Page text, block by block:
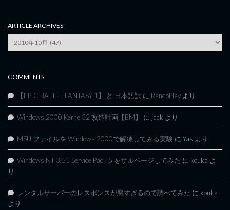
ARTICLE ARCHIVES
Archives
COMMENTS
【EPIC BATTLE FANTASY 1】 と 日本語訳 に RandoPlay より
Windows 2000 Kernel32 改造計画【BM】 に jack より
MSU ファイルを Windows 2000で解凍してみる実験 に Yas より
Windows NT 3.51 Service Pack 5 をサルベージしてみた に kouka よ
り
レンタルサーバーのレスポンスが悪すぎるので調べてみた に kouka
より